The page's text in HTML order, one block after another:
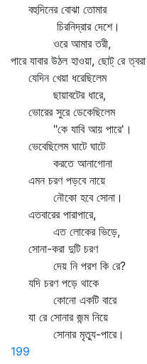
বহুদিনের বোঝা তোমার
চিরনিদ্রার দেশে।
ওরে আমার তরী,
পারে যাবার উঠল হাওয়া, ছোট্‌ রে
যেদিন খেয়া ধরেছিলেম
ছায়াবটের ধারে,
ভোরের সুরে ডেকেছিলেম
"কে যাবি আয় পারে'।
ভেবেছিলেম ঘাটে ঘাটে
করতে আনাগোনা
এমন চরণ পড়বে নায়ে
নৌকো হবে সোনা।
এতবারের পারাপারে,
এত লোকের ভিড়ে,
সোনা-করা দুটি চরণ
দেয় নি পরশ কি রে?
যদি চরণ পড়ে থাকে
কোনো একটি বারে
যা রে সোনার জন্ম নিয়ে
সোনার মৃত্যু-পারে।
199